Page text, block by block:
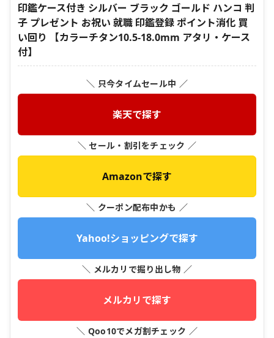
印鑑ケース付き シルバー ブラック ゴールド ハンコ 判
子 プレゼント お祝い 就職 印鑑登録 ポイント消化 買
い回り 【カラーチタン10.5-18.0mm アタリ・ケース
付】
＼ 只今タイムセール中 ／
楽天で探す
＼ セール・割引をチェック ／
Amazonで探す
＼ クーポン配布中かも ／
Yahoo!ショッピングで探す
＼ メルカリで掘り出し物 ／
メルカリで探す
＼ Qoo10でメガ割チェック ／